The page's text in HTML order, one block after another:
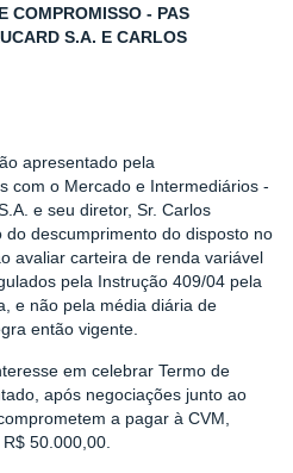
COMPROMISSO - PAS
S.A. E CARLOS
apresentado pela
com o Mercado e Intermediários -
e seu diretor, Sr. Carlos
descumprimento do disposto no
avaliar carteira de renda variável
pela Instrução 409/04 pela
e não pela média diária de
então vigente.
em celebrar Termo de
após negociações junto ao
a pagar à CVM,
50.000,00.